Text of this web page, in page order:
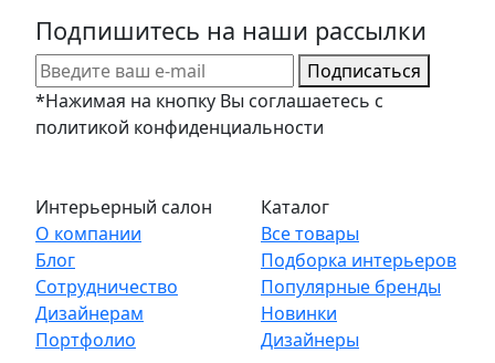
Интерьерный салон
О компании
Блог
Сотрудничество
Дизайнерам
Портфолио
Каталог
Все товары
Подборка интерьеров
Популярные бренды
Новинки
Дизайнеры
Подпишитесь на наши рассылки
Подписаться
*Нажимая на кнопку Вы соглашаетесь с
политикой конфиденциальности